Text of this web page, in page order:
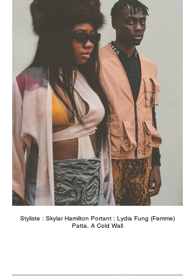
Styliste : Skylar Hamilton Portant : Lydia Fung (Femme)
Patta, A Cold Wall